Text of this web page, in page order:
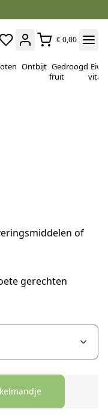
€ 0,00
Ontbijt Gedroogd
fruit
of
gerechten